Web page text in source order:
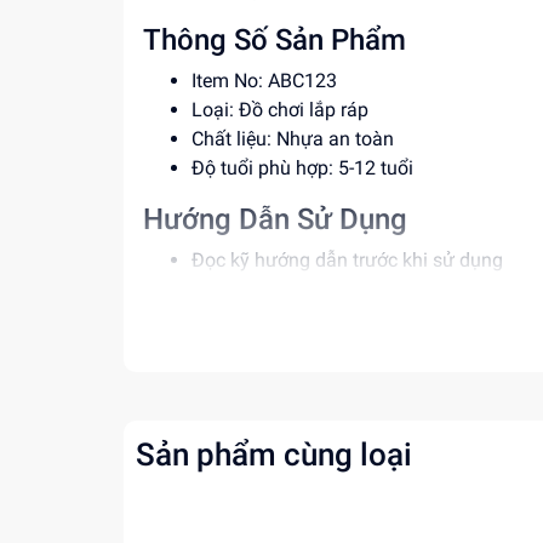
Thông Số Sản Phẩm
Item No: ABC123
Loại: Đồ chơi lắp ráp
Chất liệu: Nhựa an toàn
Độ tuổi phù hợp: 5-12 tuổi
Hướng Dẫn Sử Dụng
Đọc kỹ hướng dẫn trước khi sử dụng
Lắp ráp theo đúng trình tự để đảm bảo
Rèn luyện kỹ năng phối hợp và cân bằng
Tăng cường khả năng tập trung và kiên
Sản phẩm cùng loại